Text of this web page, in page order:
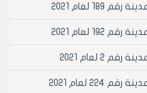
بالأنظمة والقوانين المرورية، و عدم
بشكل عرضاني وعدم اشغال
، والغاء الموافقة المؤقتة في حال
لعام 2021
لعام 2021
2 لعام 2021
لعام 2021